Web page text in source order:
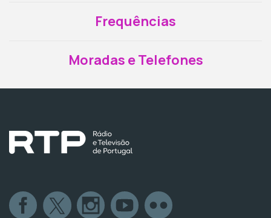
Frequências
Moradas e Telefones